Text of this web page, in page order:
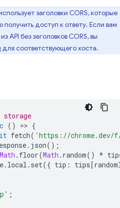
заголовки CORS, которые
доступ к ответу. Если вам
API без заголовков CORS, вы
для соответствующего хоста.
() => {
fetch( 'https://chrome.dev/
. json();
Math . floor(Math . random() *
. local . set({ tip : tips[
;